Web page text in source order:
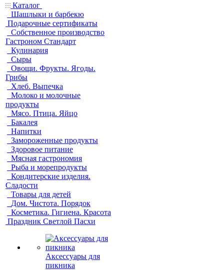
Каталог
Шашлыки и барбекю
Подарочные сертификаты
Собственное производство
Гастроном Стандарт
Кулинария
Сыры
Овощи. Фрукты. Ягоды.
Грибы
Хлеб. Выпечка
Молоко и молочные
продукты
Мясо. Птица. Яйцо
Бакалея
Напитки
Замороженные продукты
Здоровое питание
Мясная гастрономия
Рыба и морепродукты
Кондитерские изделия.
Сладости
Товары для детей
Дом. Чистота. Порядок
Косметика. Гигиена. Красота
Праздник Светлой Пасхи
Аксессуары для
пикника